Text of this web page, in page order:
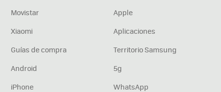
Movistar
Apple
Xiaomi
Aplicaciones
Guías de compra
Territorio Samsung
Android
5g
iPhone
WhatsApp